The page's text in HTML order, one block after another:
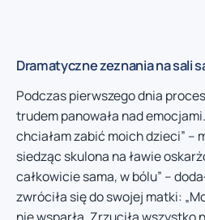
Dramatyczne zeznania na sali
Podczas pierwszego dnia
trudem panowała nad
chciałam zabić moich dzieci” –
siedząc skulona na ławie
całkowicie sama, w bólu” –
zwróciła się do swojej matki: